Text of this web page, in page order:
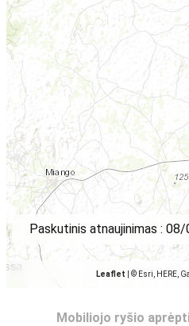
Leaflet © Esri, HERE,
Paskutinis atnaujinimas : 08/
Mobiliojo ryšio